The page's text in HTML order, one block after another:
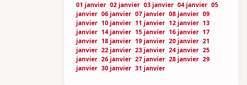
01 janvier 02 janvier 03 janvier 04 janvier 05
janvier 06 janvier 07 janvier 08 janvier 09
janvier 10 janvier 11 janvier 12 janvier 13
janvier 14 janvier 15 janvier 16 janvier 17
janvier 18 janvier 19 janvier 20 janvier 21
janvier 22 janvier 23 janvier 24 janvier 25
janvier 26 janvier 27 janvier 28 janvier 29
janvier 30 janvier 31 janvier